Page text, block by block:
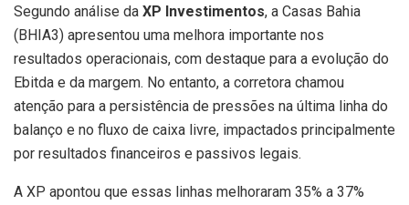
Segundo análise da XP Investimentos, a Casas Bahia
(BHIA3) apresentou uma melhora importante nos
resultados operacionais, com destaque para a evolução do
Ebitda e da margem. No entanto, a corretora chamou
atenção para a persistência de pressões na última linha do
balanço e no fluxo de caixa livre, impactados principalmente
por resultados financeiros e passivos legais.
A XP apontou que essas linhas melhoraram 35% a 37%